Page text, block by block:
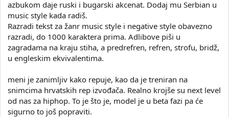
azbukom daje ruski i bugarski akcenat. Dodaj mu Serbian u
music style kada radiš.
Razradi tekst za žanr music style i negative style obavezno
razradi, do 1000 karaktera prima. Adlibove piši u
zagradama na kraju stiha, a predrefren, refren, strofu, bridž,
u engleskim ekvivalentima.
meni je zanimljiv kako repuje, kao da je treniran na
snimcima hrvatskih rep izvođača. Realno krojše su next level
od nas za hiphop. To je što je, model je u beta fazi pa će
sigurno to još popraviti.